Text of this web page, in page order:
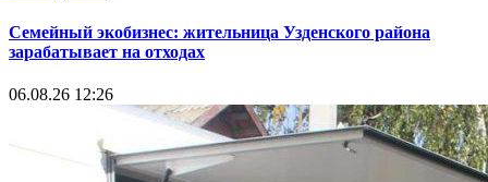
Семейный экобизнес: жительница Узденского района
зарабатывает на отходах
06.08.26 12:26